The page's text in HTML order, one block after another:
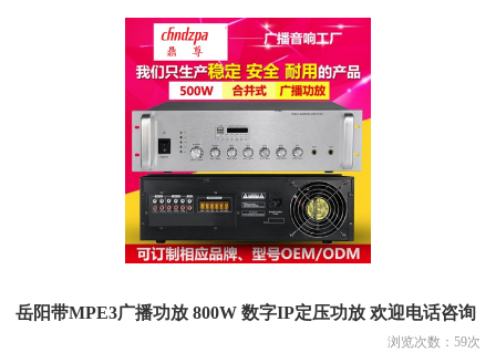
岳阳带MPE3广播功放 800W 数字IP定压功放 欢迎电话咨询
浏览次数： 59次